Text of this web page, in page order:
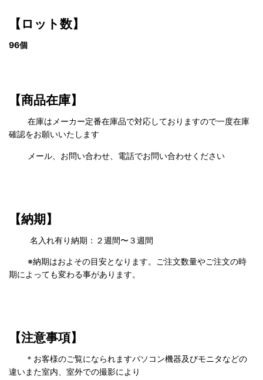
【ロット数】
96個
【商品在庫】
在庫はメーカー定番在庫品で対応しておりますので一度在庫
確認をお願いいたします
メール、お問い合わせ、電話でお問い合わせください
【納期】
名入れ有り納期：２週間〜３週間
※納期はおよその目安となります。ご注文数量やご注文の時
期によっても変わる事があります。
【注意事項】
＊お客様のご覧になられますパソコン機器及びモニタなどの
違いまた室内、室外での撮影により